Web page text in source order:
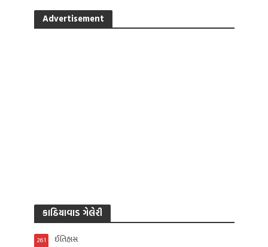
Advertisement
કાઠિયાવાડ ગેલેરી
ઈતિહાસ
261